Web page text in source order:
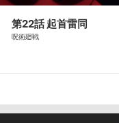
第22話 起首雷同
呪術廻戦